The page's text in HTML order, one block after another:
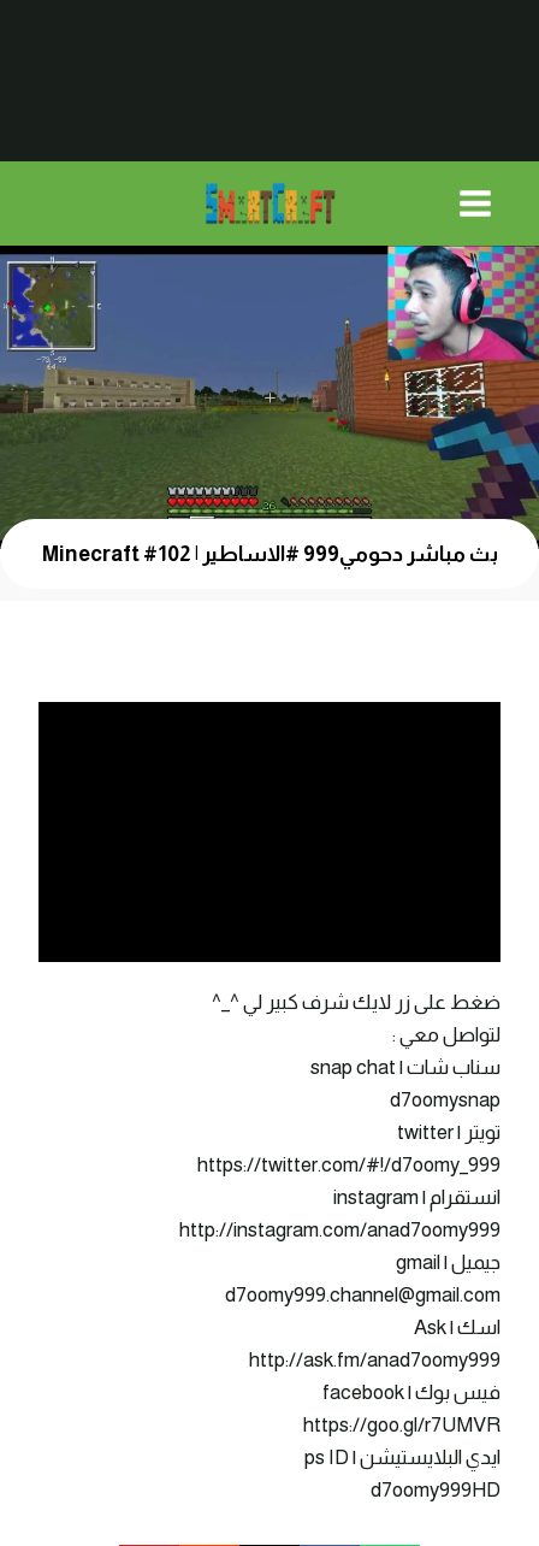
بث مباشر دحومي999 #الاساطير | Minecraft #102
ضغط على زر لايك شرف كبير لي ^_^
لتواصل معي :
سناب شات | snap chat
d7oomysnap
تويتر | twitter
https://twitter.com/#!/d7oomy_999
انستقرام | instagram
http://instagram.com/anad7oomy999
جيميل | gmail
d7oomy999.channel@gmail.com
اسك | Ask
http://ask.fm/anad7oomy999
فيس بوك | facebook
https://goo.gl/r7UMVR
ايدي البلايستيشن | ps ID
d7oomy999HD